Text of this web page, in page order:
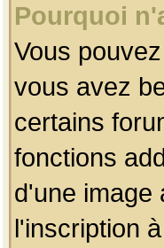
Pourquoi
Vous
vous avez
certains
fonctions
d'une image
l'inscription